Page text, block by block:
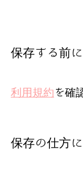
保存する前に
利用規約 を確
保存の仕方